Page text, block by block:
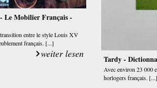
Le Mobilier Français -
entre le style Louis XV
français. [...]
weiter lesen Tardy -
Avec environ 23 000
horlogers français. [...]